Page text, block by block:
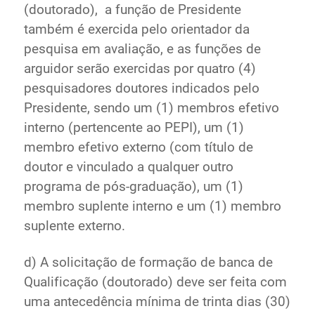
(doutorado), a função de Presidente
também é exercida pelo orientador da
pesquisa em avaliação, e as funções de
arguidor serão exercidas por quatro (4)
pesquisadores doutores indicados pelo
Presidente, sendo um (1) membros efetivo
interno (pertencente ao PEPI), um (1)
membro efetivo externo (com título de
doutor e vinculado a qualquer outro
programa de pós-graduação), um (1)
membro suplente interno e um (1) membro
suplente externo.
d) A solicitação de formação de banca de
Qualificação (doutorado) deve ser feita com
uma antecedência mínima de trinta dias (30)